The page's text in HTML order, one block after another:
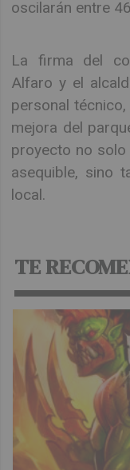
oscilarán entre
La firma del
Alfaro y el
personal
mejora del
proyecto no
asequible, sino
local.
TE